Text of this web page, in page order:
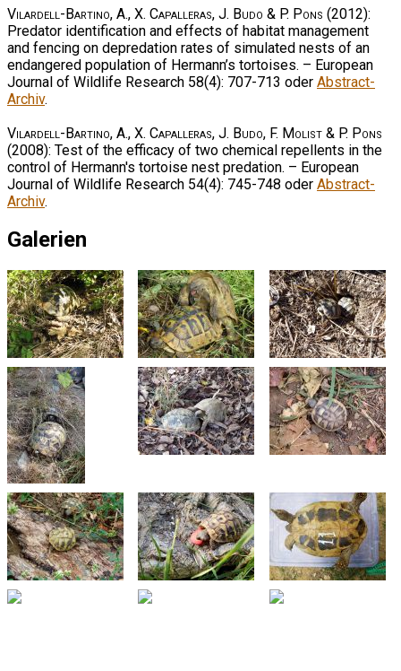
Vilardell-Bartino, A., X. Capalleras, J. Budo & P. Pons (2012):
Predator identification and effects of habitat management
and fencing on depredation rates of simulated nests of an
endangered population of Hermann’s tortoises. – European
Journal of Wildlife Research 58(4): 707-713 oder Abstract-
Archiv.
Vilardell-Bartino, A., X. Capalleras, J. Budo, F. Molist & P. Pons
(2008): Test of the efficacy of two chemical repellents in the
control of Hermann's tortoise nest predation. – European
Journal of Wildlife Research 54(4): 745-748 oder Abstract-
Archiv.
Galerien